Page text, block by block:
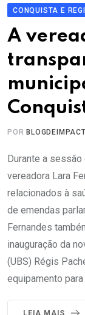
CONQUISTA E
A
POR
Durante a
vereadora Lara
relacionados à
de emendas
Fernandes
inauguração da
(UBS) Régis
equipamento para